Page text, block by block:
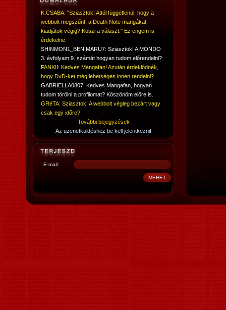
K.CSABA: "Sziasztok! Attól függetlenül, hogy a
webbolt megszűnt, a Death Note mangákat
kiadjátok végig? Köszi a választ." Ez engem is
érdekelne.
SHINMON1_BENIMARU7: Sziasztok! A MONDO
3. évfolyam 9. számát hogyan tudom előrendelni?
PANKII: Kedves Mangafan! Azután érdeklődnék,
hogy DvD-ket még lehetséges innen rendelni?
GABRIELLA0807: Kedves Mangafan, hogyan
tudom törölni a profilomat? Köszönöm előre is.
GRéTA: Sziasztok! A webbolt végleg bezárt vagy
csak egy időre?
További bejegyzések
Az üzenetküldéshez be kell jelentkezni!
E-mail: